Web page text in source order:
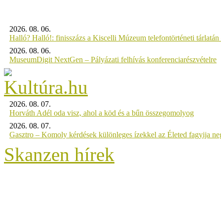
2026. 08. 06.
Halló? Halló!: finisszázs a Kiscelli Múzeum telefontörténeti tárlatán
2026. 08. 06.
MuseumDigit NextGen – Pályázati felhívás konferenciarészvételre
2026. 08. 07.
Horváth Adél oda visz, ahol a köd és a bűn összegomolyog
2026. 08. 07.
Gasztro – Komoly kérdések különleges ízekkel az Életed fagyija
Skanzen hírek